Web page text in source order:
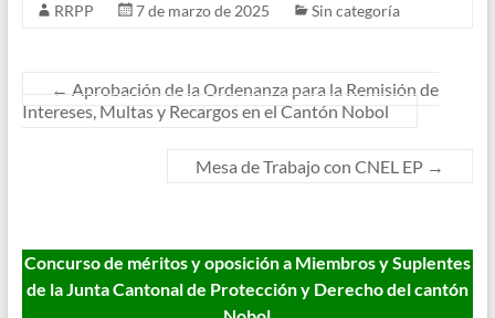
RRPP 7 de marzo de 2025 Sin categoría
← Aprobación de la Ordenanza para la Remisión de
Intereses, Multas y Recargos en el Cantón Nobol
Mesa de Trabajo con CNEL EP →
Concurso de méritos y oposición a Miembros y Suplentes
de la Junta Cantonal de Protección y Derecho del cantón